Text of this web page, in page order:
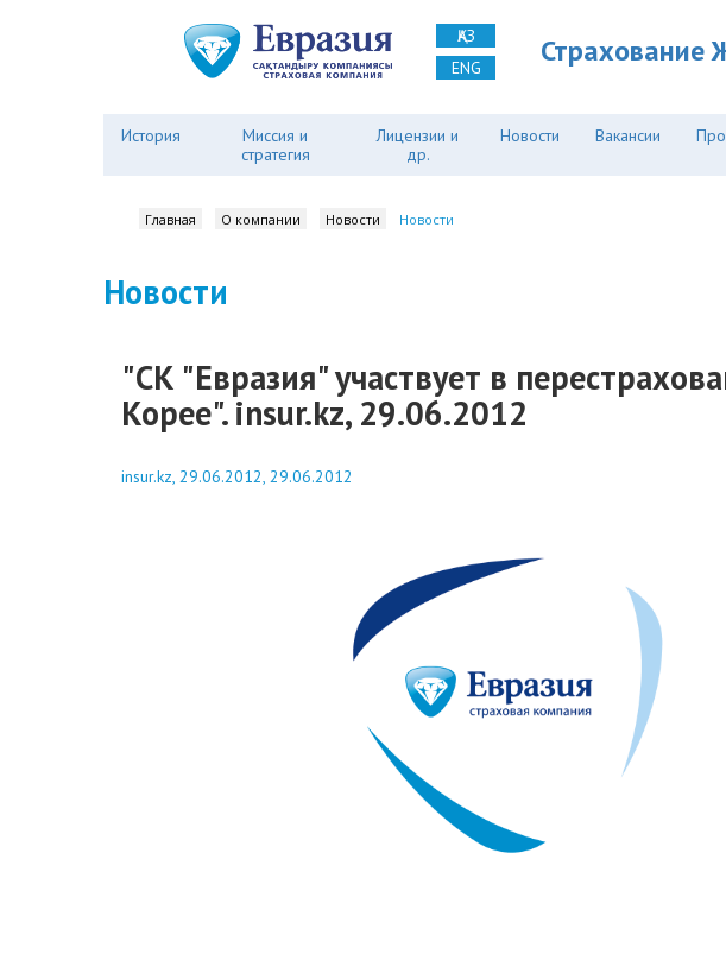
ҚАЗ
ENG
Страхование
История
Миссия и
стратегия
Лицензии и
др.
Новости Вакансии
Главная О компании Новости Новости
Новости
"СК "Евразия" участвует в
Корее". insur.kz, 29.06.2012
insur.kz, 29.06.2012, 29.06.2012